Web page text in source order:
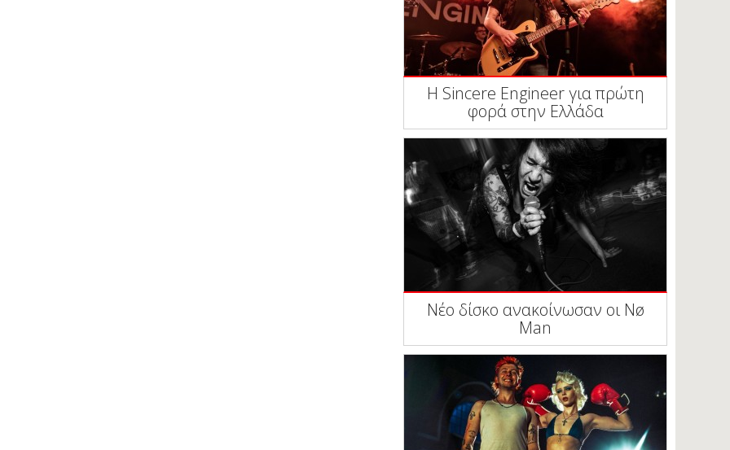
Η Sincere Engineer για πρώτη
φορά στην Ελλάδα
Νέο δίσκο ανακοίνωσαν οι Nø
Man